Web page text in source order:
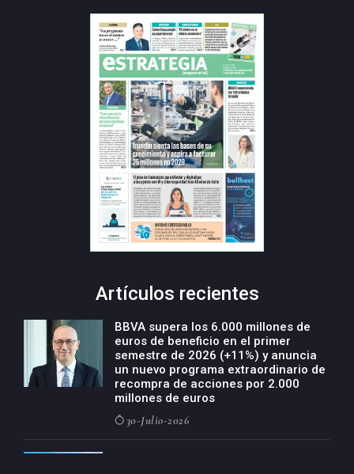
Artículos recientes
BBVA supera los 6.000 millones de
euros de beneficio en el primer
semestre de 2026 (+11%) y anuncia
un nuevo programa extraordinario de
recompra de acciones por 2.000
millones de euros
30-Julio-2026